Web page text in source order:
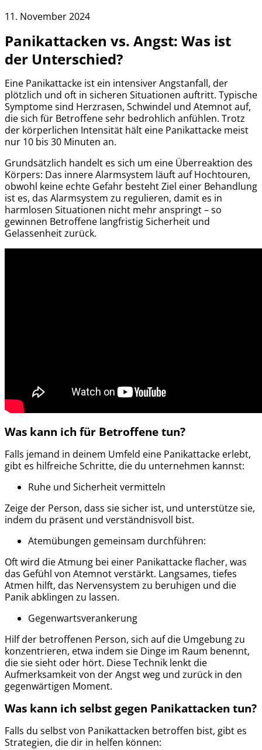
11. November 2024
Panikattacken vs. Angst: Was ist
der Unterschied?
Eine Panikattacke ist ein intensiver Angstanfall, der
plötzlich und oft in sicheren Situationen auftritt. Typische
Symptome sind Herzrasen, Schwindel und Atemnot auf,
die sich für Betroffene sehr bedrohlich anfühlen. Trotz
der körperlichen Intensität hält eine Panikattacke meist
nur 10 bis 30 Minuten an.
Grundsätzlich handelt es sich um eine Überreaktion des
Körpers: Das innere Alarmsystem läuft auf Hochtouren,
obwohl keine echte Gefahr besteht Ziel einer Behandlung
ist es, das Alarmsystem zu regulieren, damit es in
harmlosen Situationen nicht mehr anspringt – so
gewinnen Betroffene langfristig Sicherheit und
Gelassenheit zurück.
Was kann ich für Betroffene tun?
Falls jemand in deinem Umfeld eine Panikattacke erlebt,
gibt es hilfreiche Schritte, die du unternehmen kannst:
Ruhe und Sicherheit vermitteln
Zeige der Person, dass sie sicher ist, und unterstütze sie,
indem du präsent und verständnisvoll bist.
Atemübungen gemeinsam durchführen:
Oft wird die Atmung bei einer Panikattacke flacher, was
das Gefühl von Atemnot verstärkt. Langsames, tiefes
Atmen hilft, das Nervensystem zu beruhigen und die
Panik abklingen zu lassen.
Gegenwartsverankerung
Hilf der betroffenen Person, sich auf die Umgebung zu
konzentrieren, etwa indem sie Dinge im Raum benennt,
die sie sieht oder hört. Diese Technik lenkt die
Aufmerksamkeit von der Angst weg und zurück in den
gegenwärtigen Moment.
Was kann ich selbst gegen Panikattacken tun?
Falls du selbst von Panikattacken betroffen bist, gibt es
Strategien, die dir in helfen können: